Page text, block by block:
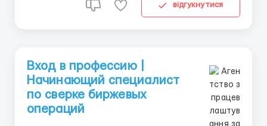
відгукнутися
Вход в профессию |
Начинающий специалист
по сверке биржевых
операций